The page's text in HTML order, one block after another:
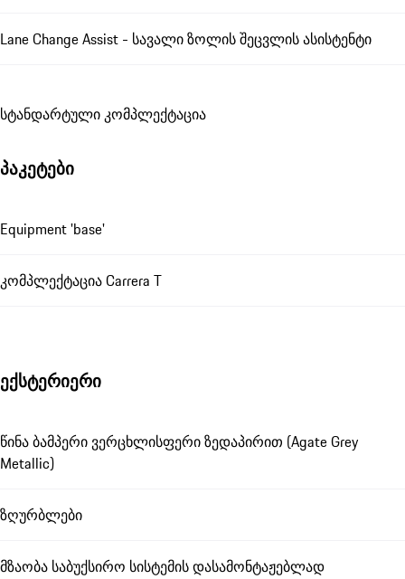
Lane Change Assist - სავალი ზოლის შეცვლის ასისტენტი
სტანდარტული კომპლექტაცია
პაკეტები
Equipment 'base'
კომპლექტაცია Carrera T
ექსტერიერი
წინა ბამპერი ვერცხლისფერი ზედაპირით (Agate Grey
Metallic)
ზღურბლები
მზაობა საბუქსირო სისტემის დასამონტაჟებლად